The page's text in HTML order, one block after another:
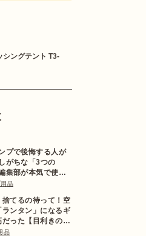
シングテント T3-
プで後悔する人が
がちな「3つの
集部が本気で使っ
アとは
品
捨てるの待って！空
ランタン」になるギ
だった【目利きのキ
】
品